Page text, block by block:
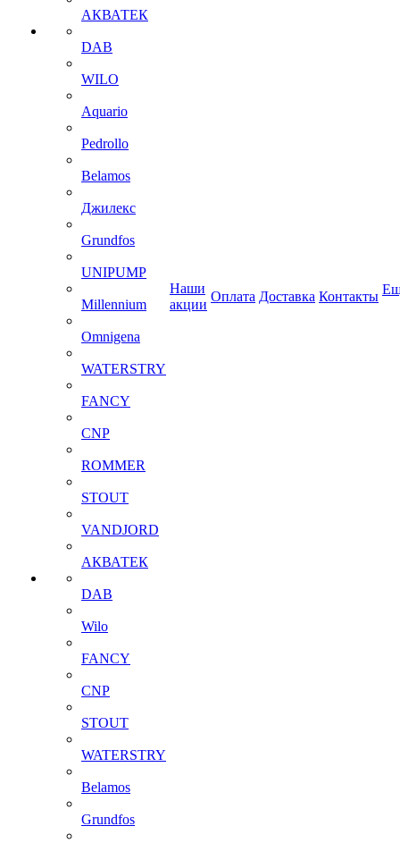
АКВАТЕК
DAB
WILO
Aquario
Pedrollo
Belamos
Джилекс
Grundfos
UNIPUMP
Millennium
Omnigena
WATERSTRY
FANCY
CNP
ROMMER
STOUT
VANDJORD
АКВАТЕК
DAB
Wilo
FANCY
CNP
STOUT
WATERSTRY
Belamos
Grundfos
Наши
акции
Оплата Доставка Контакты